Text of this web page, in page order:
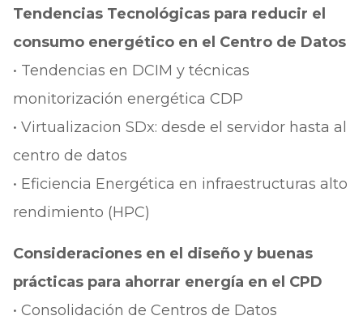
Tendencias Tecnológicas para reducir el
consumo energético en el Centro de Datos
• Tendencias en DCIM y técnicas
monitorización energética CDP
• Virtualizacion SDx: desde el servidor hasta al
centro de datos
• Eficiencia Energética en infraestructuras alto
rendimiento (HPC)
Consideraciones en el diseño y buenas
prácticas para ahorrar energía en el CPD
• Consolidación de Centros de Datos